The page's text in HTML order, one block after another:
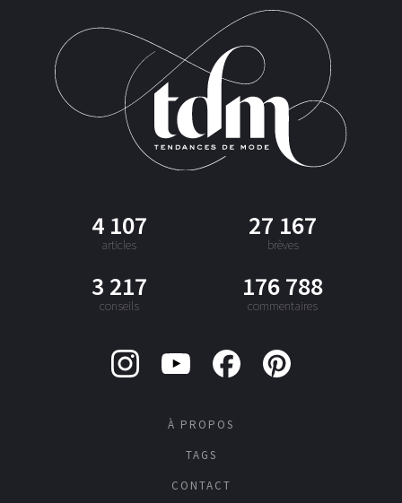
4 107
articles
27 167
brèves
3 217
conseils
176 788
commentaires
À PROPOS
TAGS
CONTACT